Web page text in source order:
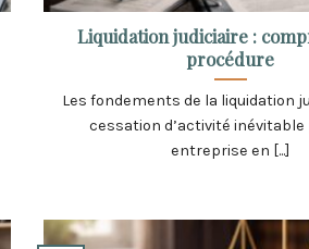
Liquidation judiciaire :
procédure
Les fondements de la liquidation
cessation d’activité inévitable
entreprise en [...]